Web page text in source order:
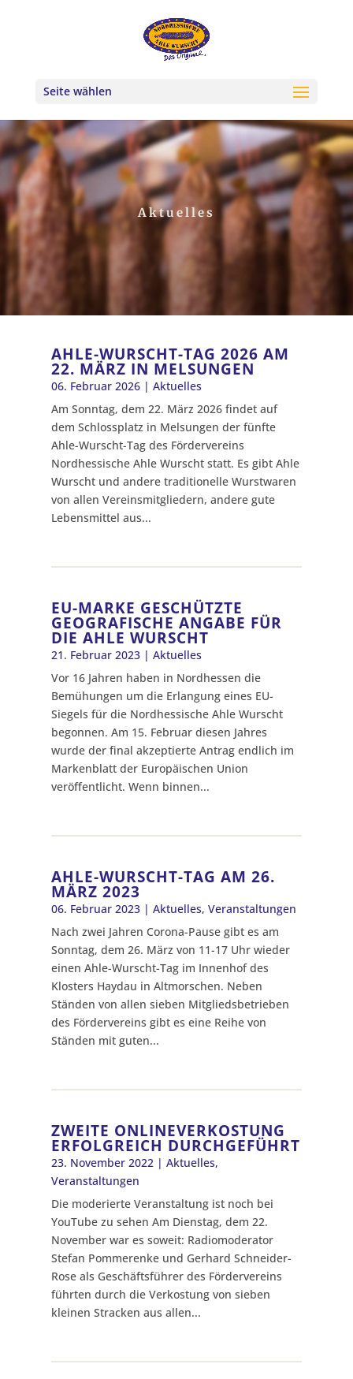
Seite wählen
Aktuelles
AHLE-WURSCHT-TAG 2026 AM
22. MÄRZ IN MELSUNGEN
06. Februar 2026| Aktuelles
Am Sonntag, dem 22. März 2026 findet auf
dem Schlossplatz in Melsungen der fünfte
Ahle-Wurscht-Tag des Fördervereins
Nordhessische Ahle Wurscht statt. Es gibt Ahle
Wurscht und andere traditionelle Wurstwaren
von allen Vereinsmitgliedern, andere gute
Lebensmittel aus...
EU-MARKE GESCHÜTZTE
GEOGRAFISCHE ANGABE FÜR
DIE AHLE WURSCHT
21. Februar 2023| Aktuelles
Vor 16 Jahren haben in Nordhessen die
Bemühungen um die Erlangung eines EU-
Siegels für die Nordhessische Ahle Wurscht
begonnen. Am 15. Februar diesen Jahres
wurde der final akzeptierte Antrag endlich im
Markenblatt der Europäischen Union
veröffentlicht. Wenn binnen...
AHLE-WURSCHT-TAG AM 26.
MÄRZ 2023
06. Februar 2023| Aktuelles, Veranstaltungen
Nach zwei Jahren Corona-Pause gibt es am
Sonntag, dem 26. März von 11-17 Uhr wieder
einen Ahle-Wurscht-Tag im Innenhof des
Klosters Haydau in Altmorschen. Neben
Ständen von allen sieben Mitgliedsbetrieben
des Fördervereins gibt es eine Reihe von
Ständen mit guten...
ZWEITE ONLINEVERKOSTUNG
ERFOLGREICH DURCHGEFÜHRT
23. November 2022| Aktuelles,
Veranstaltungen
Die moderierte Veranstaltung ist noch bei
YouTube zu sehen Am Dienstag, dem 22.
November war es soweit: Radiomoderator
Stefan Pommerenke und Gerhard Schneider-
Rose als Geschäftsführer des Fördervereins
führten durch die Verkostung von sieben
kleinen Stracken aus allen...